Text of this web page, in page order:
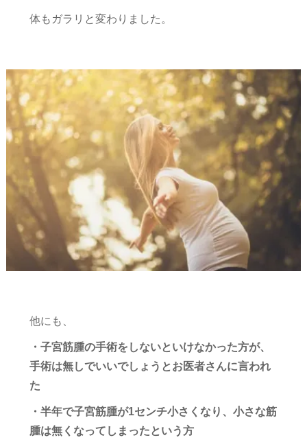
体もガラリと変わりました。
他にも、
・子宮筋腫の手術をしないといけなかった方が、
手術は無しでいいでしょうとお医者さんに言われ
た
・半年で子宮筋腫が1センチ小さくなり、小さな筋
腫は無くなってしまったという方